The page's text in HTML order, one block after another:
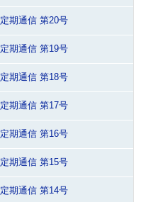
定期通信 第20号
定期通信 第19号
定期通信 第18号
定期通信 第17号
定期通信 第16号
定期通信 第15号
定期通信 第14号